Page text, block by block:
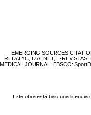
EMERGING SOURCES
REDALYC, DIALNET, E-
MEDICAL JOURNAL, EBSCO:
Este obra está bajo una licencia